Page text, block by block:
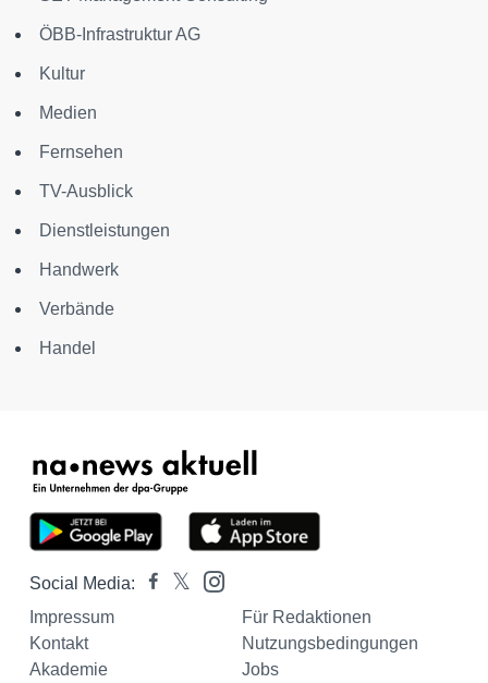
ÖBB-Infrastruktur AG
Kultur
Medien
Fernsehen
TV-Ausblick
Dienstleistungen
Handwerk
Verbände
Handel
Social Media:
Impressum
Für Redaktionen
Kontakt
Nutzungsbedingungen
Akademie
Jobs